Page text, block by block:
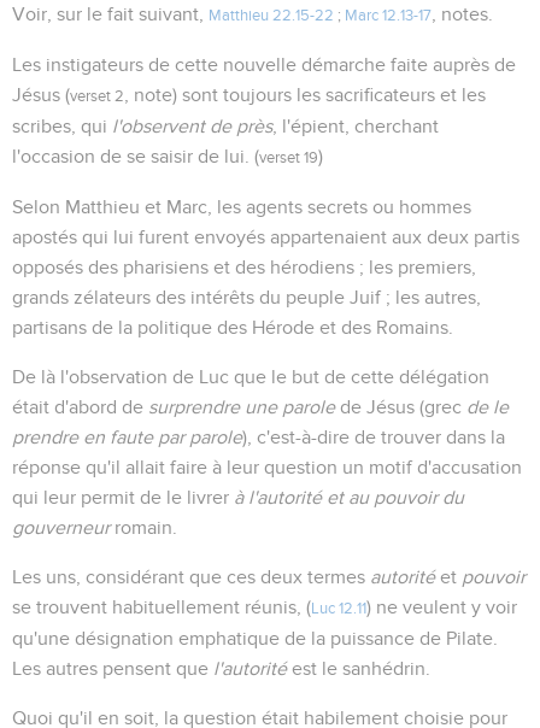
Voir, sur le fait suivant,
Matthieu 22.15-22 ; Marc 12.13-17 , notes.
Les instigateurs de cette nouvelle démarche faite auprès de
Jésus (verset 2
, note) sont toujours les sacrificateurs et les
scribes, qui l'observent de près, l'épient, cherchant
l'occasion de se saisir de lui. (verset 19)
Selon Matthieu et Marc, les agents secrets ou hommes
apostés qui lui furent envoyés appartenaient aux deux partis
opposés des pharisiens et des hérodiens ; les premiers,
grands zélateurs des intérêts du peuple Juif ; les autres,
partisans de la politique des Hérode et des Romains.
De là l'observation de Luc que le but de cette délégation
était d'abord de surprendre une parolede Jésus (grec de le
prendre en faute par parole), c'est-à-dire de trouver dans la
réponse qu'il allait faire à leur question un motif d'accusation
qui leur permit de le livrer à l'autorité et au pouvoir du
gouverneurromain.
Les uns, considérant que ces deux termes autoritéet pouvoir
se trouvent habituellement réunis, ( Luc 12.11) ne veulent y voir
qu'une désignation emphatique de la puissance de Pilate.
Les autres pensent que l'autoritéest le sanhédrin.
Quoi qu'il en soit, la question était habilement choisie pour